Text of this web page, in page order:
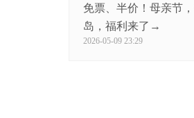
免票、半价！母亲节
岛，福利来了→
2026-05-09 23:29